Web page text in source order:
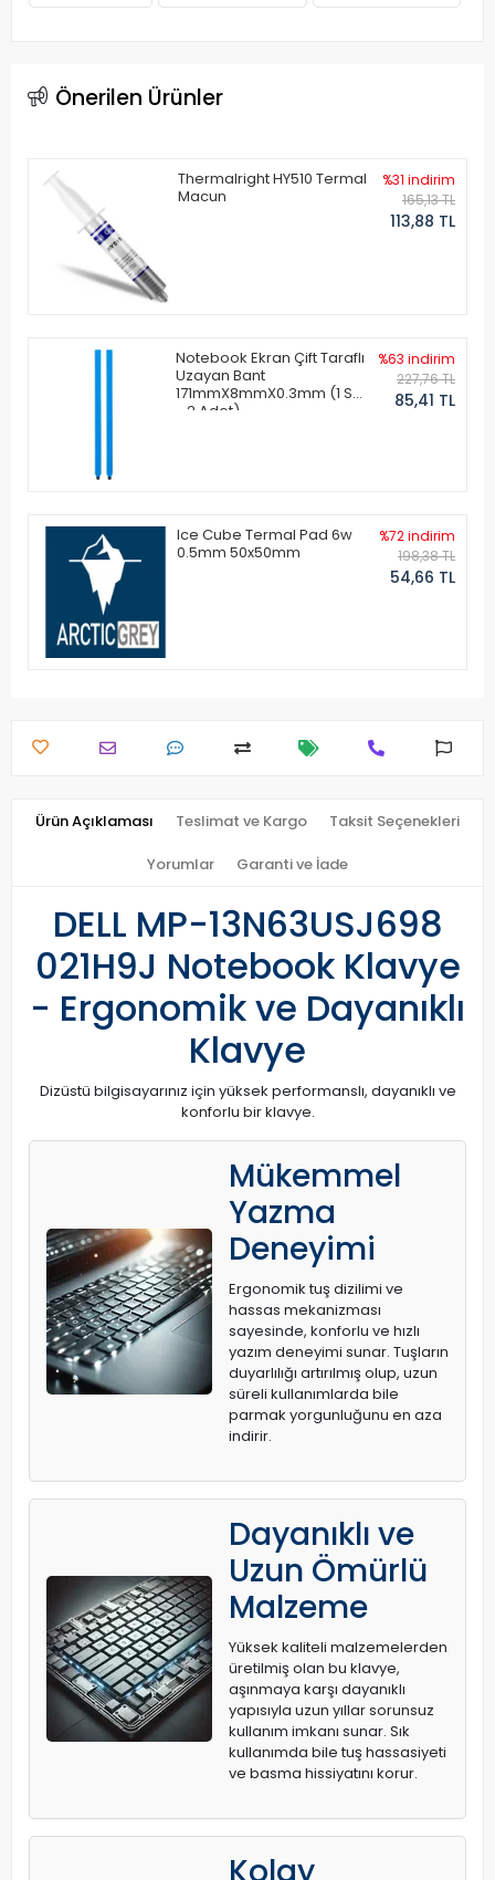
Önerilen Ürünler
Thermalright HY510 Termal
Macun
%31 indirim
165,13 TL
113,88 TL
Notebook Ekran Çift Taraflı
Uzayan Bant
171mmX8mmX0.3mm (1 Set
- 2 Adet)
%63 indirim
227,76 TL
85,41 TL
Ice Cube Termal Pad 6w
0.5mm 50x50mm
%72 indirim
198,38 TL
54,66 TL
Ürün Açıklaması Teslimat ve Kargo Taksit Seçenekleri
Yorumlar Garanti ve İade
DELL MP-13N63USJ698
021H9J Notebook Klavye
- Ergonomik ve Dayanıklı
Klavye
Dizüstü bilgisayarınız için yüksek performanslı, dayanıklı ve
konforlu bir klavye.
Mükemmel
Yazma
Deneyimi
Ergonomik tuş dizilimi ve
hassas mekanizması
sayesinde, konforlu ve hızlı
yazım deneyimi sunar. Tuşların
duyarlılığı artırılmış olup, uzun
süreli kullanımlarda bile
parmak yorgunluğunu en aza
indirir.
Dayanıklı ve
Uzun Ömürlü
Malzeme
Yüksek kaliteli malzemelerden
üretilmiş olan bu klavye,
aşınmaya karşı dayanıklı
yapısıyla uzun yıllar sorunsuz
kullanım imkanı sunar. Sık
kullanımda bile tuş hassasiyeti
ve basma hissiyatını korur.